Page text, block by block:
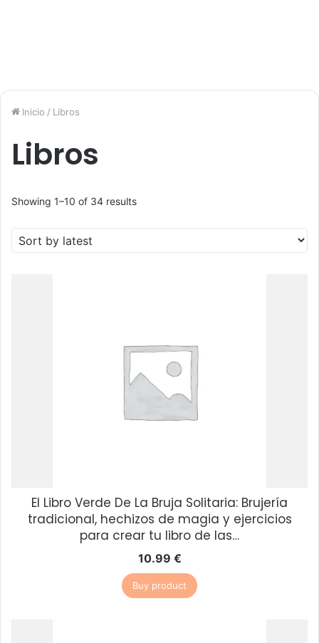
Inicio / Libros
Libros
Showing 1–10 of 34 results
El Libro Verde De La Bruja Solitaria: Brujería
tradicional, hechizos de magia y ejercicios
para crear tu libro de las…
10.99 €
Buy product